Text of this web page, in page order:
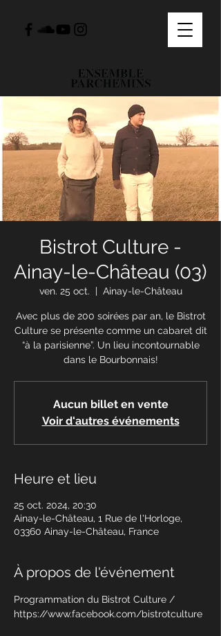
Bistrot Culture -
Ainay-le-Château (03)
ven. 25 oct.
  |
Ainay-le-Château
Avec plus de 200 soirées par an, le Bistrot
Culture se présente comme un cabaret dit
“à la parisienne”. Un lieu incontournable
dans le Bourbonnais!
Aucun billet en vente
Voir d'autres événements
Heure et lieu
25 oct. 2024, 20:30
Ainay-le-Château, 1 Rue de l'Horloge,
03360 Ainay-le-Château, France
À propos de l'événement
Programmation du Bistrot Culture /
https://www.facebook.com/bistrotculture